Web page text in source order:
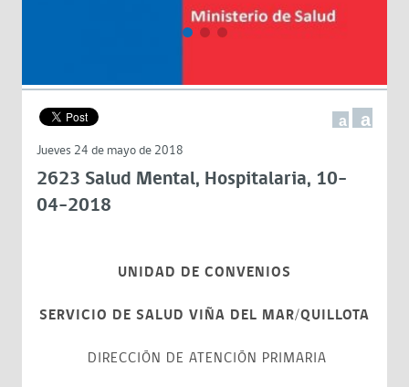
a a
Jueves 24 de mayo de 2018
2623 Salud Mental, Hospitalaria, 10-
04-2018
UNIDAD DE CONVENIOS
SERVICIO DE SALUD VIÑA DEL MAR/QUILLOTA
DIRECCIÓN DE ATENCIÓN PRIMARIA